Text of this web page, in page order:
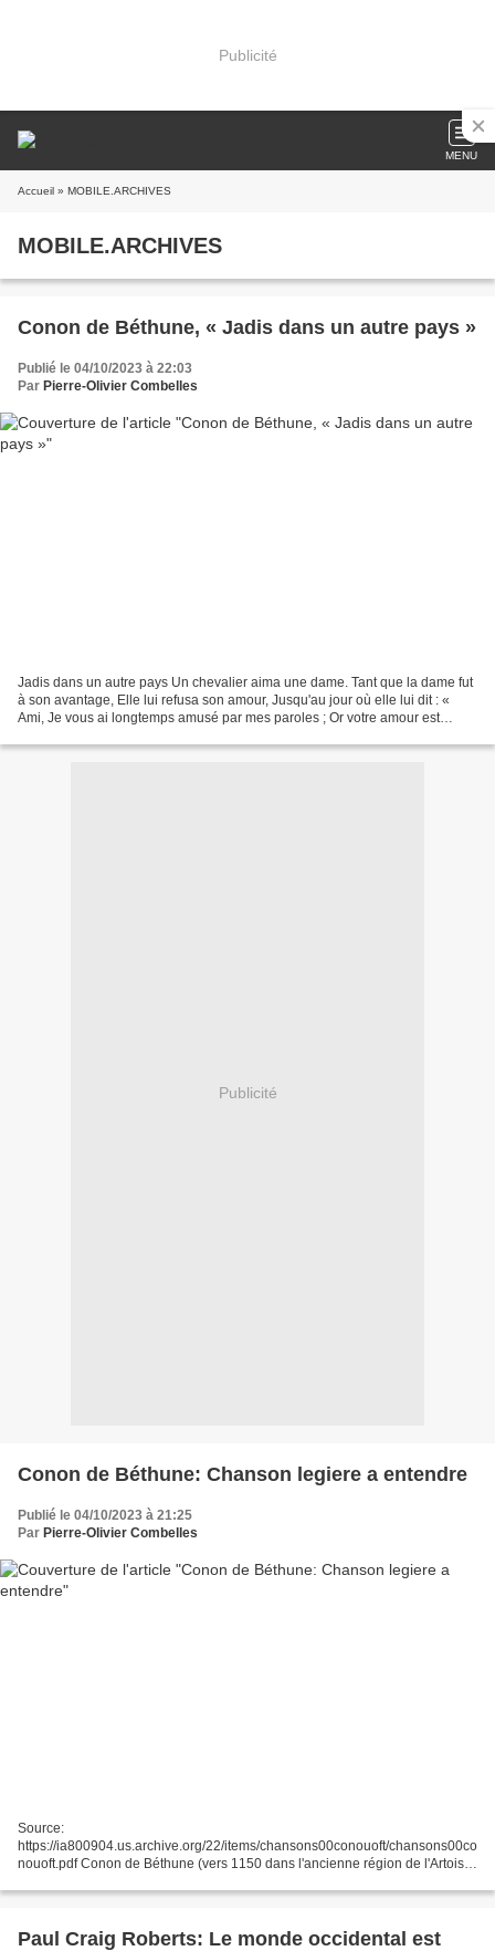
Publicité
MENU
Accueil » MOBILE.ARCHIVES
MOBILE.ARCHIVES
Conon de Béthune, « Jadis dans un autre pays »
Publié le 04/10/2023 à 22:03
Par Pierre-Olivier Combelles
Jadis dans un autre pays Un chevalier aima une dame. Tant que la dame fut
à son avantage, Elle lui refusa son amour, Jusqu'au jour où elle lui dit : «
Ami, Je vous ai longtemps amusé par mes paroles ; Or votre amour est
Publicité
Conon de Béthune: Chanson legiere a entendre
Publié le 04/10/2023 à 21:25
Par Pierre-Olivier Combelles
Source:
https://ia800904.us.archive.org/22/items/chansons00conouoft/chansons00co
nouoft.pdf Conon de Béthune (vers 1150 dans l'ancienne région de l'Artois,
Constantinople ou peut-être Adrianople)...
Paul Craig Roberts: Le monde occidental est